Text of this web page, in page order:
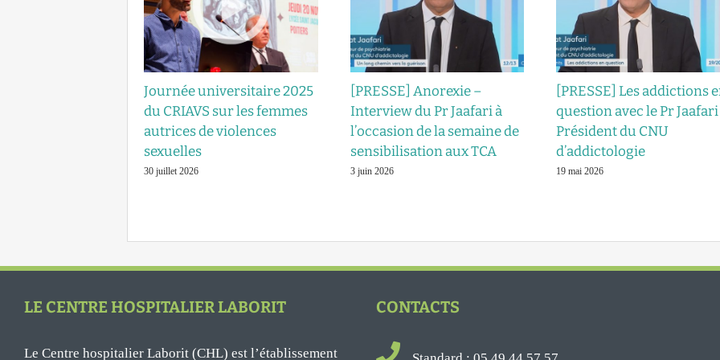
Journée universitaire 2025
du CRIAVS sur les femmes
autrices de violences
sexuelles
30 juillet 2026
[PRESSE] Anorexie –
Interview du Pr Jaafari à
l’occasion de la semaine de
sensibilisation aux TCA
3 juin 2026
[PRESSE] Les addictions
question avec le Pr
Président du CNU
d’addictologie
19 mai 2026
LE CENTRE HOSPITALIER LABORIT
Le Centre hospitalier Laborit (CHL) est l’établissement
CONTACTS